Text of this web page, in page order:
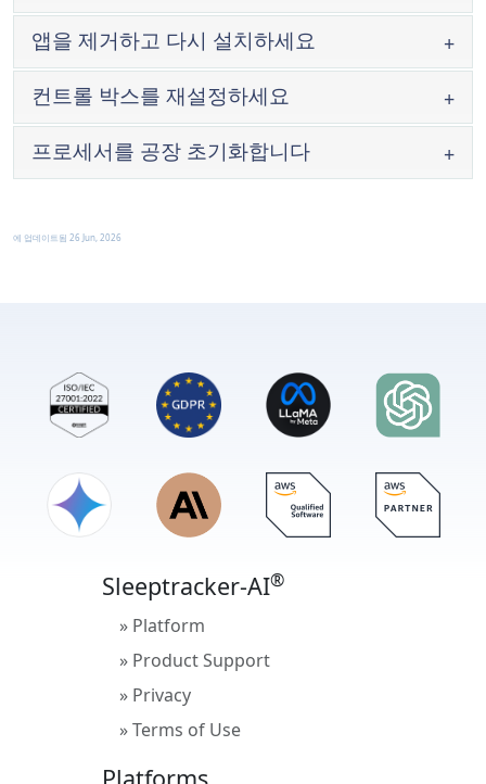
이 튜토리얼을
참고
이프한 다음 길게 누르거나, 사각형 버튼 또는
최근 앱 버튼을 탭하세요.
®
®
®
앱을 제거하고 다시 설치하세요
여기를 탭하
앱 삭제
삭제를
컨트롤 박스를 재설정하세요
프로세서를 공장 초기화합니다
에 업데이트됨 26 Jun, 2026
Sleeptracker-AI®
» Platform
» Product Support
» Privacy
» Terms of Use